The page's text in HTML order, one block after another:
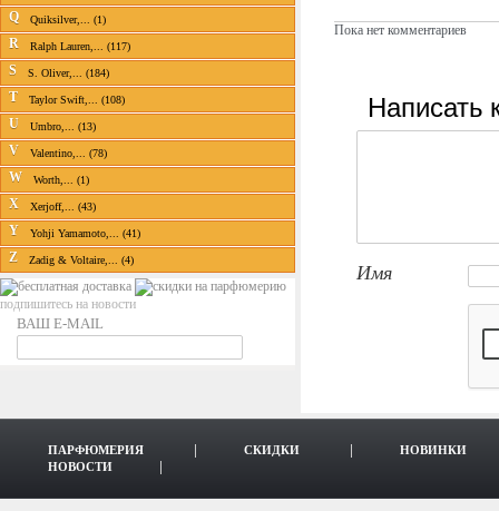
Q Quiksilver,... (1)
R Ralph Lauren,... (117)
S S. Oliver,... (184)
T Taylor Swift,... (108)
U Umbro,... (13)
V Valentino,... (78)
W Worth,... (1)
X Xerjoff,... (43)
Y Yohji Yamamoto,... (41)
Z Zadig & Voltaire,... (4)
подпишитесь на новости
ВАШ E-MAIL
Пока нет комментариев
Написать
Имя
ПАРФЮМЕРИЯ СКИДКИ
НОВИНКИ
НОВОСТИ